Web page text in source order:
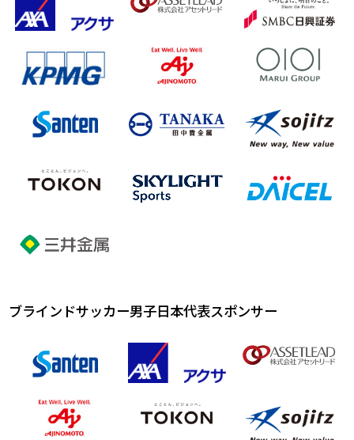
ブラインドサッカー男子日本代表スポンサー